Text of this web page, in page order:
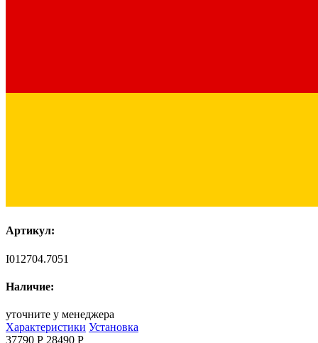
Артикул:
I012704.7051
Наличие:
уточните у менеджера
Характеристики Установка
37790 Р 28490 Р